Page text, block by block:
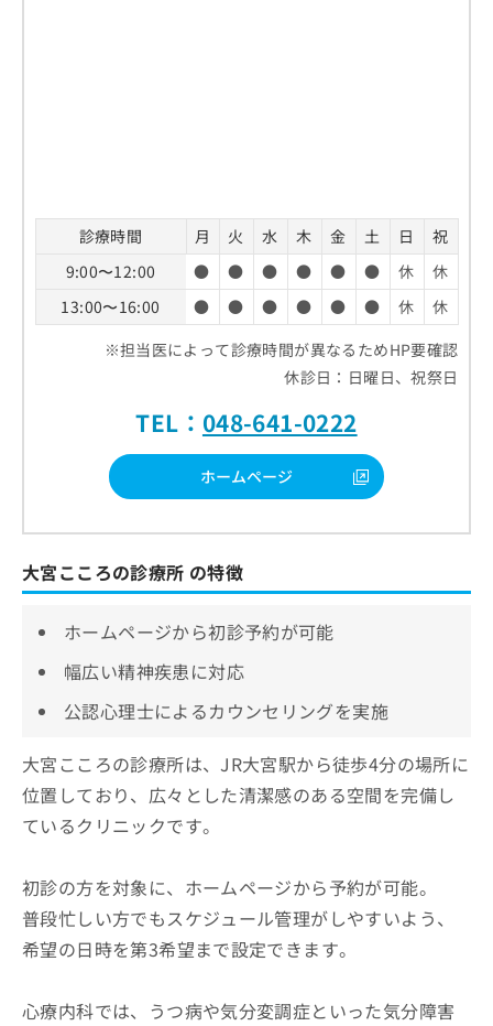
診療時間 月 火 水 木 金 土 日
祝
9:00〜12:00
● ● ● ● ● ● 休
休
13:00〜16:00
● ● ● ● ● ● 休
休
※担当医によって診療時間が異なるためHP要確認
休診日：日曜日、祝祭日
TEL： 048-641-0222
ホームページ
大宮こころの診療所 の特徴
ホームページから初診予約が可能
幅広い精神疾患に対応
公認心理士によるカウンセリングを実施
大宮こころの診療所は、JR大宮駅から徒歩4分の場所に
位置しており、広々とした清潔感のある空間を完備し
ているクリニックです。
初診の方を対象に、ホームページから予約が可能。
普段忙しい方でもスケジュール管理がしやすいよう、
希望の日時を第3希望まで設定できます。
心療内科では、うつ病や気分変調症といった気分障害